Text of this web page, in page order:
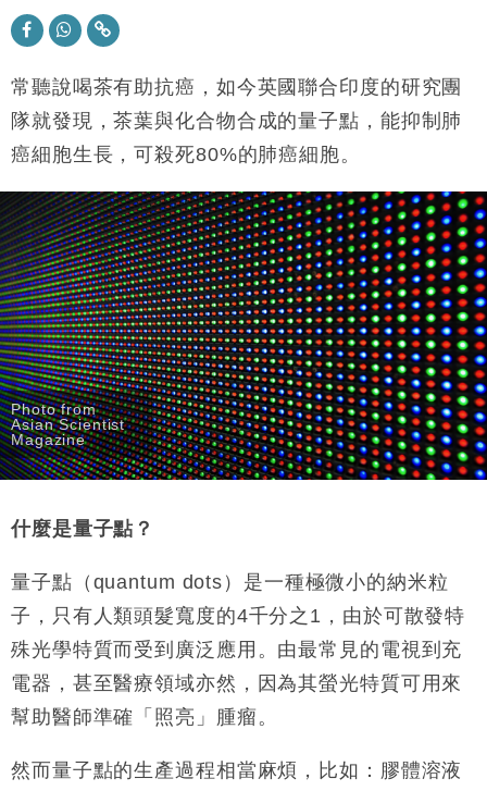
17:33
及消費表現
損失近6900萬元
16:05
財經｜日經失守6.5萬點後回穩 全周仍升近2%
粦接任
15:11
財經｜韓股反覆波動收跌 連挫7周創逾3年最長跌勢
13:44
財經｜內地7月美元計價出口增近24%勝預期 貿易順
差達1125億美元
12:44
財經｜日本春季三度入市撐日圓 4月單日斥6.28萬億
日圓干預創新高
11:12
國際｜特朗普料美伊戰事快結束 承認部分彈藥庫存緊
張
15:59
財經｜SA售股自救後再出手 斥4億美元押注未上市公
司
常聽說喝茶有助抗癌，如今英國聯合印度的研究團
隊就發現，茶葉與化合物合成的量子點，能抑制肺
癌細胞生長，可殺死80%的肺癌細胞。
Photo from
Asian Scientist
Magazine
什麼是量子點？
量子點（quantum dots）是一種極微小的納米粒
子，只有人類頭髮寬度的4千分之1，由於可散發特
殊光學特質而受到廣泛應用。由最常見的電視到充
電器，甚至醫療領域亦然，因為其螢光特質可用來
幫助醫師準確「照亮」腫瘤。
然而量子點的生產過程相當麻煩，比如：膠體溶液